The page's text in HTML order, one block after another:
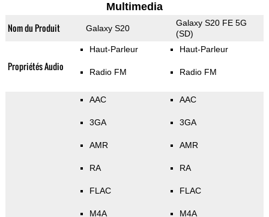
Multimedia
Nom du Produit Galaxy S20
Galaxy S20 FE 5G
(SD)
Propriétés Audio
Haut-Parleur
Radio FM
Haut-Parleur
Radio FM
AAC
3GA
AMR
RA
FLAC
M4A
AAC
3GA
AMR
RA
FLAC
M4A